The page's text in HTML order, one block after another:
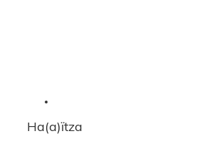
Ha(a)ïtza